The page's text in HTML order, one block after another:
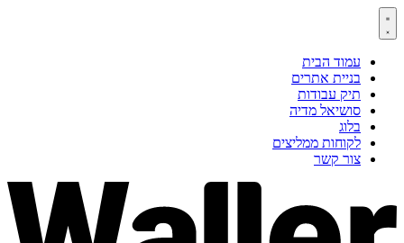
דלג
לתוכן
עמוד הבית
בניית אתרים
תיק עבודות
סושיאל מדיה
בלוג
לקוחות ממליצים
צור קשר